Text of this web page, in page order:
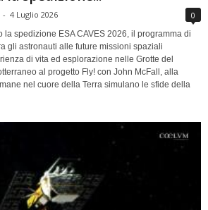
- 4 Luglio 2026 0
la spedizione ESA CAVES 2026, il programma di
gli astronauti alle future missioni spaziali
di vita ed esplorazione nelle Grotte del
al progetto Fly! con John McFall, alla
nel cuore della Terra simulano le sfide della